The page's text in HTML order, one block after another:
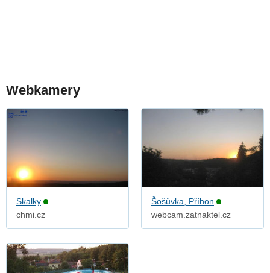
Webkamery
Skalky
chmi.cz
Šošůvka, Příhon
webcam.zatnaktel.cz